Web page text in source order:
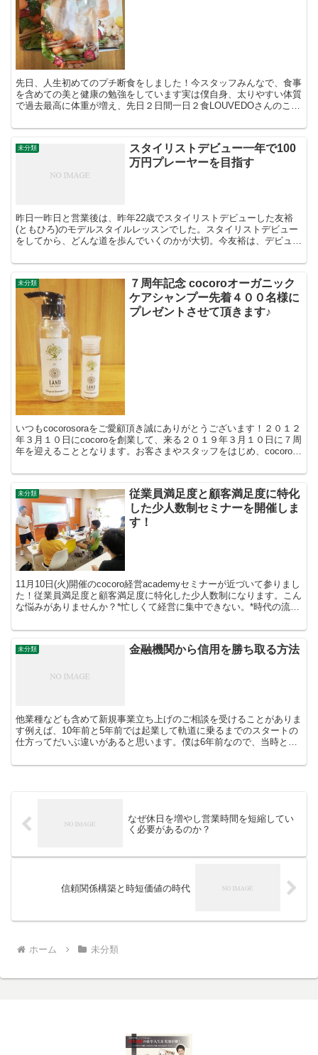
先日、人生初めてのプチ断食をしました！今スタッフみんなで、食事
を含めての美と健康の勉強をしています実は僕自身、太りやすい体質
で過去最高に体重が増え、先日２日間一日２食LOUVEDOさんのこの
未分類
スタイリストデビュー一年で100
万円プレーヤーを目指す
昨日一昨日と営業後は、昨年22歳でスタイリストデビューした友裕
(ともひろ)のモデルスタイルレッスンでした。スタイリストデビュー
をしてから、どんな道を歩んでいくのかが大切。今友裕は、デビュー
未分類
７周年記念 cocoroオーガニック
ケアシャンプー先着４００名様に
プレゼントさせて頂きます♪
いつもcocorosoraをご愛顧頂き誠にありがとうございます！２０１２
年３月１０日にcocoroを創業して、来る２０１９年３月１０日に７周
年を迎えることとなります。お客さまやスタッフをはじめ、cocoroグ
未分類
従業員満足度と顧客満足度に特化
した少人数制セミナーを開催しま
す！
11月10日(火)開催のcocoro経営academyセミナーが近づいて参りまし
た！従業員満足度と顧客満足度に特化した少人数制になります。こん
な悩みがありませんか？*忙しくて経営に集中できない。*時代の流れ
未分類 金融機関から信用を勝ち取る方法
他業種なども含めて新規事業立ち上げのご相談を受けることがありま
す例えば、10年前と5年前では起業して軌道に乗るまでのスタートの
仕方ってだいぶ違いがあると思います。僕は6年前なので、当時と今
なぜ休日を増やし営業時間を短縮してい
く必要があるのか？
信頼関係構築と時短価値の時代
ホーム 未分類